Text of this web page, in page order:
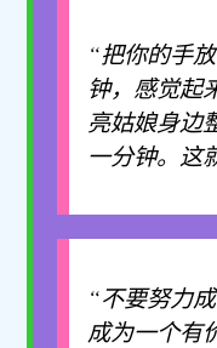
“把你的手
钟，感觉起
亮姑娘身边
一分钟。这
“不要努力
成为一个有